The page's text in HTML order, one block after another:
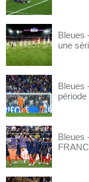
Bleues
une
Bleues
période
Bleues